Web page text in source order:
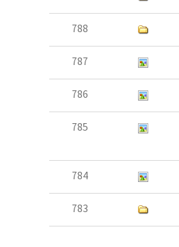
788
787
786
785
784
783